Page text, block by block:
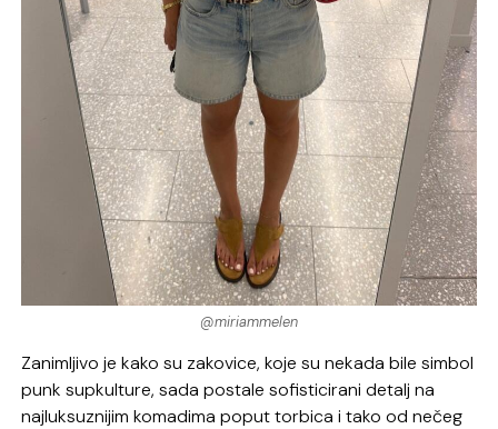
@miriammelen
Zanimljivo je kako su zakovice, koje su nekada bile simbol
punk supkulture, sada postale sofisticirani detalj na
najluksuznijim komadima poput torbica i tako od nečeg